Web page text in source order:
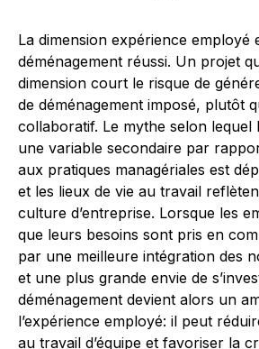
La dimension expérience employé
déménagement réussi. Un projet
dimension court le risque de
de déménagement imposé, plutôt
collaboratif. Le mythe selon lequel
une variable secondaire par
aux pratiques managériales est
et les lieux de vie au travail
culture d’entreprise. Lorsque les
que leurs besoins sont pris en
par une meilleure intégration des
et une plus grande envie de
déménagement devient alors un
l’expérience employé: il peut
au travail d’équipe et favoriser la